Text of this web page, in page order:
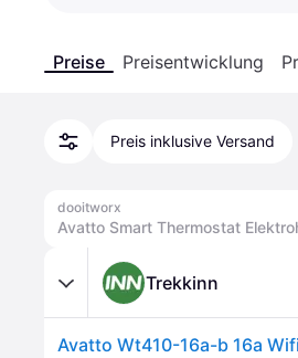
Preise Preisentwicklung
Preis inklusive Versand
dooitworx
Avatto Smart Thermostat
Trekkinn
Avatto Wt410-16a-b 16a